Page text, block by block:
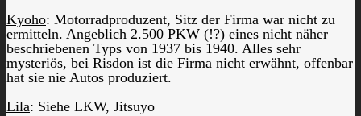
Kyoho: Motorradproduzent, Sitz der Firma war nicht zu
ermitteln. Angeblich 2.500 PKW (!?) eines nicht näher
beschriebenen Typs von 1937 bis 1940. Alles sehr
mysteriös, bei Risdon ist die Firma nicht erwähnt, offenbar
hat sie nie Autos produziert.
Lila: Siehe LKW, Jitsuyo